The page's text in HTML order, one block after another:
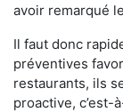
avoir remarqué
Il faut donc
préventives
restaurants, ils
proactive,